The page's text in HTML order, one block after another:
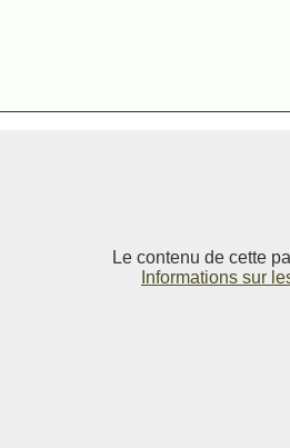
Le contenu de cette
Informations sur